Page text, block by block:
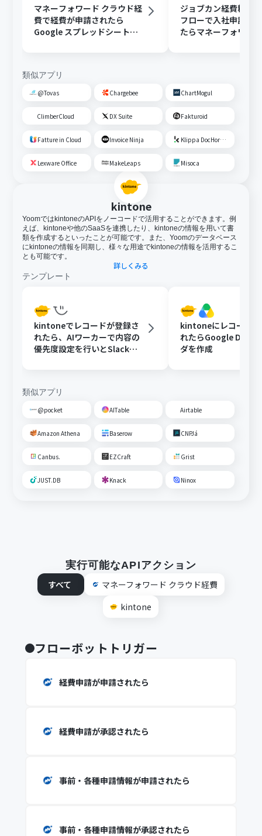
マネーフォワード クラウド経
費で経費が申請されたら
Google スプレッドシートに
ジョブカン経費精算
フローで入社申請が
たらマネーフォワー
類似アプリ
@Tovas Chargebee ChartMogul
ClimberCloud DX Suite Fakturoid
Fatture in Cloud Invoice Ninja Klippa DocHorizon
Lexware Office MakeLeaps Misoca
kintone
YoomではkintoneのAPIをノーコードで活用することができます。例
えば、kintoneや他のSaaSを連携したり、kintoneの情報を用いて書
類を作成するといったことが可能です。また、Yoomのデータベース
にkintoneの情報を同期し、様々な用途でkintoneの情報を活用するこ
とも可能です。
詳しくみる
テンプレート
kintoneでレコードが登録さ
れたら、AIワーカーで内容の
優先度設定を行いとSlackで
kintoneにレコード
れたらGoogle Drive
ダを作成
類似アプリ
@pocket AITable Airtable
Amazon Athena Baserow CNPJá
Canbus. EZCraft Grist
JUST.DB Knack Ninox
実行可能なAPIアクション
すべて
マネーフォワード クラウド経費
kintone
フローボットトリガー
経費申請が申請されたら
経費申請が承認されたら
事前・各種申請情報が申請されたら
事前・各種申請情報が承認されたら